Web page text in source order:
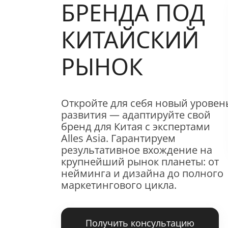
БРЕНДА ПОД
КИТАЙСКИЙ
РЫНОК
Откройте для себя новый
развития — адаптируйте свой
бренд для Китая с экспертами
Alles Asia. Гарантируем
результативное вхождение на
крупнейший рынок планеты: от
нейминга и дизайна до полного
маркетингового цикла.
Получить консультацию